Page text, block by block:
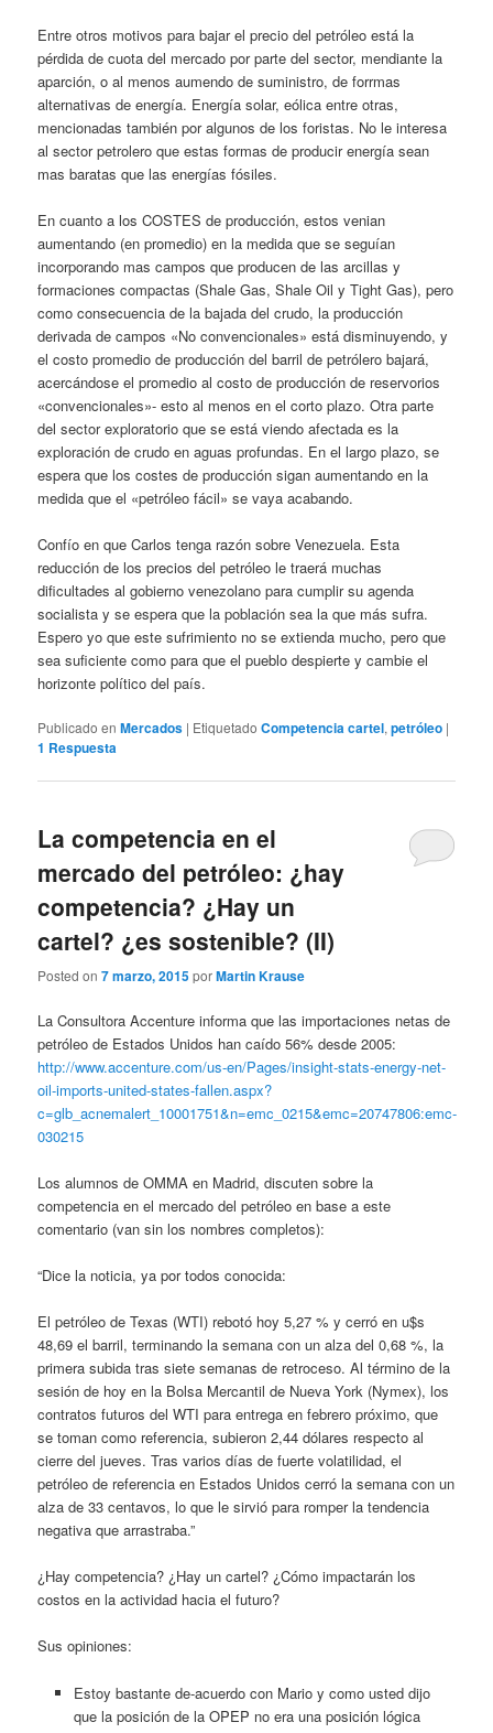
Entre otros motivos para bajar el precio del petróleo está la
pérdida de cuota del mercado por parte del sector, mendiante la
aparción, o al menos aumendo de suministro, de forrmas
alternativas de energía. Energía solar, eólica entre otras,
mencionadas también por algunos de los foristas. No le interesa
al sector petrolero que estas formas de producir energía sean
mas baratas que las energías fósiles.
En cuanto a los COSTES de producción, estos venian
aumentando (en promedio) en la medida que se seguían
incorporando mas campos que producen de las arcillas y
formaciones compactas (Shale Gas, Shale Oil y Tight Gas), pero
como consecuencia de la bajada del crudo, la producción
derivada de campos «No convencionales» está disminuyendo, y
el costo promedio de producción del barril de petrólero bajará,
acercándose el promedio al costo de producción de reservorios
«convencionales»- esto al menos en el corto plazo. Otra parte
del sector exploratorio que se está viendo afectada es la
exploración de crudo en aguas profundas. En el largo plazo, se
espera que los costes de producción sigan aumentando en la
medida que el «petróleo fácil» se vaya acabando.
Confío en que Carlos tenga razón sobre Venezuela. Esta
reducción de los precios del petróleo le traerá muchas
dificultades al gobierno venezolano para cumplir su agenda
socialista y se espera que la población sea la que más sufra.
Espero yo que este sufrimiento no se extienda mucho, pero que
sea suficiente como para que el pueblo despierte y cambie el
horizonte político del país.
Publicado en Mercados | Etiquetado Competencia cartel,petróleo |
1 Respuesta
La competencia en el
mercado del petróleo: ¿hay
competencia? ¿Hay un
cartel? ¿es sostenible? (II)
Posted on7 marzo, 2015porMartin Krause
La Consultora Accenture informa que las importaciones netas de
petróleo de Estados Unidos han caído 56% desde 2005:
http://www.accenture.com/us-en/Pages/insight-stats-energy-net-
oil-imports-united-states-fallen.aspx?
c=glb_acnemalert_10001751&n=emc_0215&emc=20747806:emc-
030215
Los alumnos de OMMA en Madrid, discuten sobre la
competencia en el mercado del petróleo en base a este
comentario (van sin los nombres completos):
“Dice la noticia, ya por todos conocida:
El petróleo de Texas (WTI) rebotó hoy 5,27 % y cerró en u$s
48,69 el barril, terminando la semana con un alza del 0,68 %, la
primera subida tras siete semanas de retroceso. Al término de la
sesión de hoy en la Bolsa Mercantil de Nueva York (Nymex), los
contratos futuros del WTI para entrega en febrero próximo, que
se toman como referencia, subieron 2,44 dólares respecto al
cierre del jueves. Tras varios días de fuerte volatilidad, el
petróleo de referencia en Estados Unidos cerró la semana con un
alza de 33 centavos, lo que le sirvió para romper la tendencia
negativa que arrastraba.”
¿Hay competencia? ¿Hay un cartel? ¿Cómo impactarán los
costos en la actividad hacia el futuro?
Sus opiniones:
Estoy bastante de-acuerdo con Mario y como usted dijo
que la posición de la OPEP no era una posición lógica